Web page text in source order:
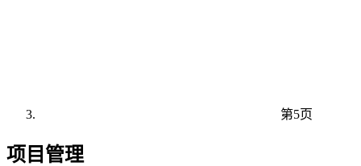
第5页
项目管理